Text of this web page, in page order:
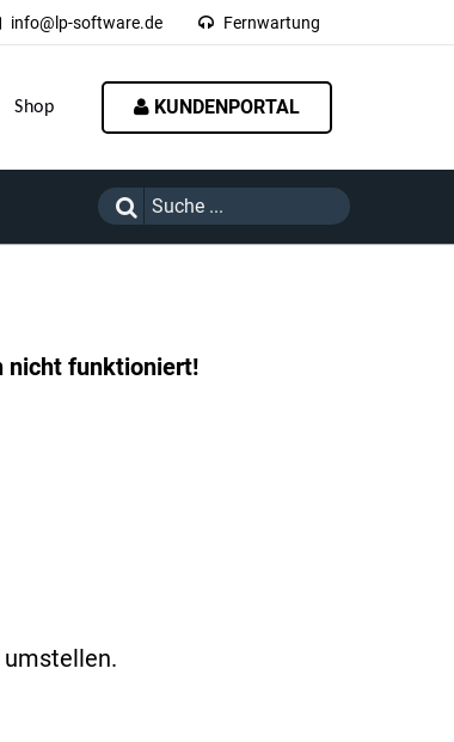
info@lp-software.de Fernwartung
Shop KUNDENPORTAL
nicht funktioniert!